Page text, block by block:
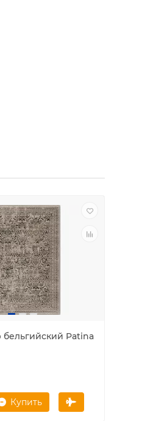
бельгийский Patina
Купить